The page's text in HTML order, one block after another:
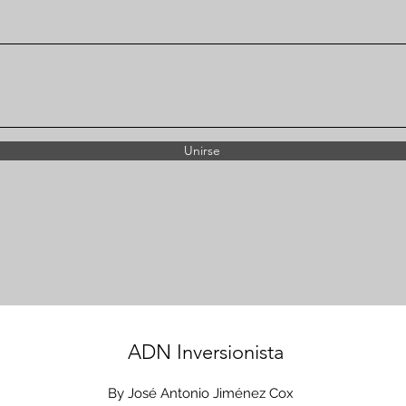
Unirse
ADN Inversionista
By José Antonio Jiménez Cox